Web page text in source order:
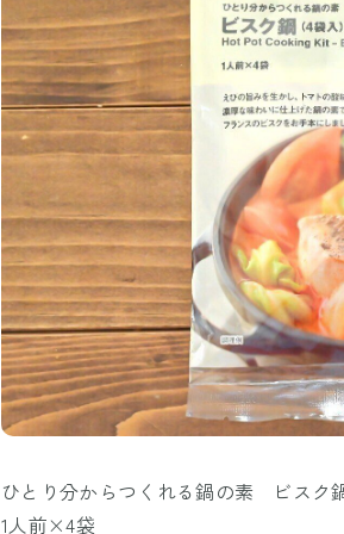
ひとり分からつくれる鍋の素 ビスク
1人前×4袋